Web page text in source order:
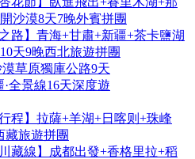
沙漠8天7晚外賓拼團
路】青海+甘肅+新疆+茶卡鹽湖
天9晚西北旅遊拼團
漠草原獨庫公路9天
·全景線16天深度遊
程】拉薩+羊湖+日喀则+珠峰
藏旅遊拼團
藏線】成都出發+香格里拉+稻